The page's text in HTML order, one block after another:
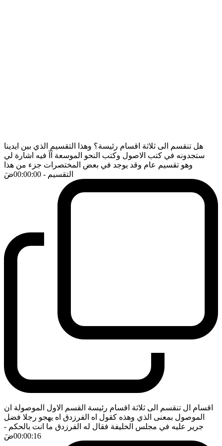
هل تنقسم الى ثلاثة اقسام رئيسة؟ وهذا التقسيم الذي بين ايدينا
ستجدونه في كتب الاصول وكتب النحو الموسعة آآ فيه اشارة لي
وهو تقسيم عام وقد يوجد في بعض المختصرات جزء من هذا
التقسيم - 00:00:00 ضَ
اقسام ال تنقسم الى ثلاثة اقسام رئيسة القسم الاول الموصولة ان
الموصول بمعنى الذي وهذه كقول اه الفرزدق اه يهجو رجلا فضل
جرير عليه في مجلس الخليفة فقال له الفرزدق ما انت بالحكم -
00:00:16ضَ